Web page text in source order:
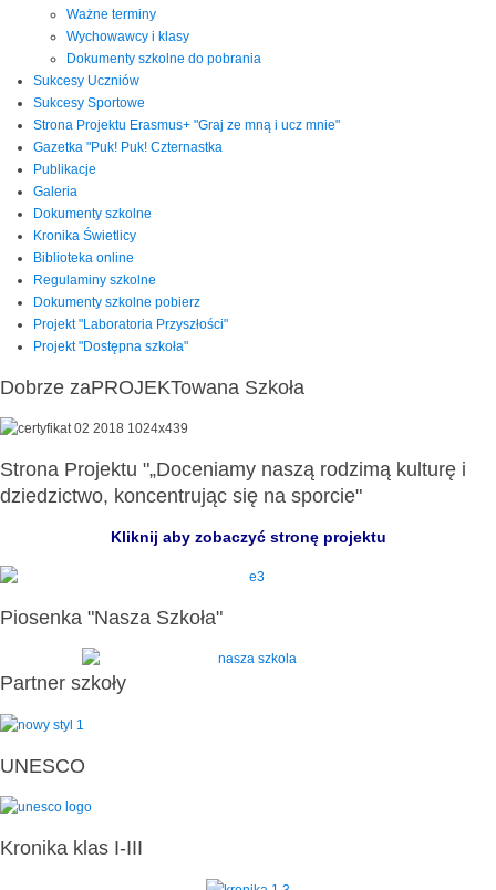
Ważne terminy
Wychowawcy i klasy
Dokumenty szkolne do pobrania
Sukcesy Uczniów
Sukcesy Sportowe
Strona Projektu Erasmus+ "Graj ze mną i ucz mnie"
Gazetka "Puk! Puk! Czternastka
Publikacje
Galeria
Dokumenty szkolne
Kronika Świetlicy
Biblioteka online
Regulaminy szkolne
Dokumenty szkolne pobierz
Projekt "Laboratoria Przyszłości"
Projekt "Dostępna szkoła"
Dobrze zaPROJEKTowana Szkoła
Strona Projektu "„Doceniamy naszą rodzimą kulturę i
dziedzictwo, koncentrując się na sporcie"
Kliknij aby zobaczyć stronę projektu
Piosenka "Nasza Szkoła"
Partner szkoły
UNESCO
Kronika klas I-III